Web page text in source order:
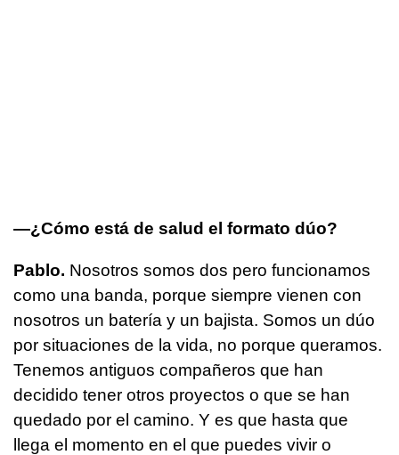
—¿Cómo está de salud el formato dúo?
Pablo. Nosotros somos dos pero funcionamos
como una banda, porque siempre vienen con
nosotros un batería y un bajista. Somos un dúo
por situaciones de la vida, no porque queramos.
Tenemos antiguos compañeros que han
decidido tener otros proyectos o que se han
quedado por el camino. Y es que hasta que
llega el momento en el que puedes vivir o